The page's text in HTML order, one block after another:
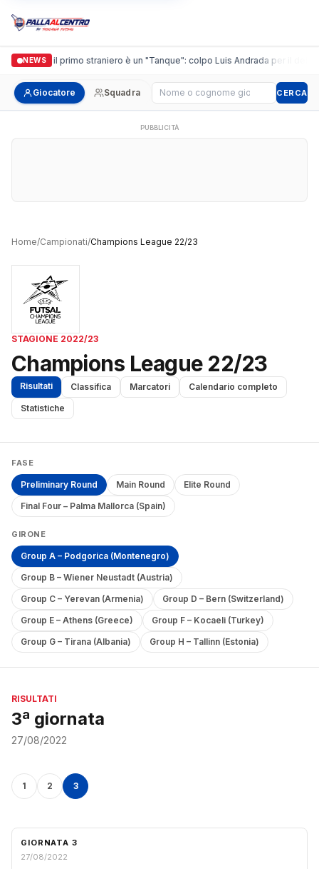
NEWSil primo straniero è un "Tanque": colpo Luis Andrada per il
Giocatore Squadra Cerca giocatore CERCA
PUBBLICITÀ
Home/Campionati/Champions League 22/23
STAGIONE 2022/23
Champions League 22/23
Risultati Classifica Marcatori
Calendario completo
Statistiche
FASE
Preliminary Round Main Round
Elite Round
Final Four – Palma Mallorca (Spain)
GIRONE
Group A – Podgorica (Montenegro)
Group B – Wiener Neustadt (Austria)
Group C – Yerevan (Armenia)
Group D – Bern (Switzerland)
Group E – Athens (Greece)
Group F – Kocaeli (Turkey)
Group G – Tirana (Albania)
Group H – Tallinn (Estonia)
RISULTATI
3ª giornata
27/08/2022
1 2 3
GIORNATA 3
27/08/2022